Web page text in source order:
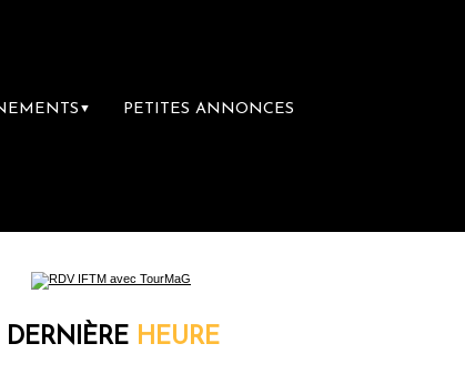
▼ PETITES ANNONCES
DERNIÈRE HEURE